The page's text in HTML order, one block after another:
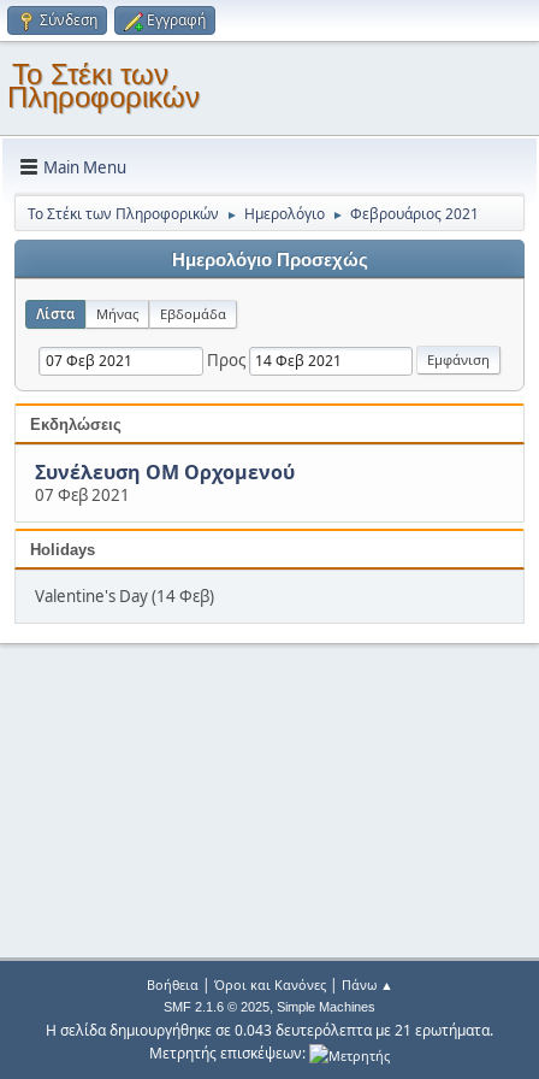
Σύνδεση Εγγραφή
Το Στέκι των
Πληροφορικών
Main Menu
Το Στέκι των Πληροφορικών ► Ημερολόγιο ► Φεβρουάριος 2021
Ημερολόγιο Προσεχώς
Λίστα Μήνας Εβδομάδα
Προς
Εκδηλώσεις
Συνέλευση ΟΜ Ορχομενού
07 Φεβ 2021
Holidays
Valentine's Day (14 Φεβ)
Βοήθεια| Όροι και Κανόνες| Πάνω ▲
SMF 2.1.6 © 2025, Simple Machines
Η σελίδα δημιουργήθηκε σε 0.043 δευτερόλεπτα με 21 ερωτήματα.
Μετρητής επισκέψεων: